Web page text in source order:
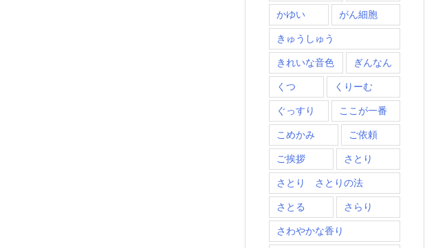
かゆい がん細胞
きゅうしゅう
きれいな音色 ぎんなん
くつ くりーむ
ぐっすり ここが一番
こめかみ ご依頼
ご挨拶 さとり
さとり さとりの法
さとる さらり
さわやかな香り